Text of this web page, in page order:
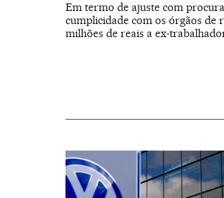
Em termo de ajuste com
cumplicidade com os órgãos de
milhões de reais a ex-